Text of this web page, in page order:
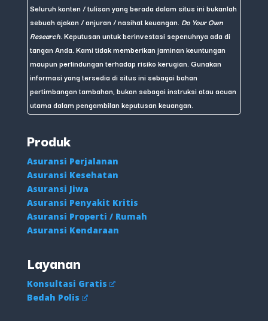
Seluruh konten / tulisan yang berada dalam situs ini bukanlah
sebuah ajakan / anjuran / nasihat keuangan. Do Your Own
Research . Keputusan untuk berinvestasi sepenuhnya ada di
tangan Anda. Kami tidak memberikan jaminan keuntungan
maupun perlindungan terhadap risiko kerugian. Gunakan
informasi yang tersedia di situs ini sebagai bahan
pertimbangan tambahan, bukan sebagai instruksi atau acuan
utama dalam pengambilan keputusan keuangan.
Produk
Asuransi Perjalanan
Asuransi Kesehatan
Asuransi Jiwa
Asuransi Penyakit Kritis
Asuransi Properti / Rumah
Asuransi Kendaraan
Layanan
Konsultasi Gratis
Bedah Polis